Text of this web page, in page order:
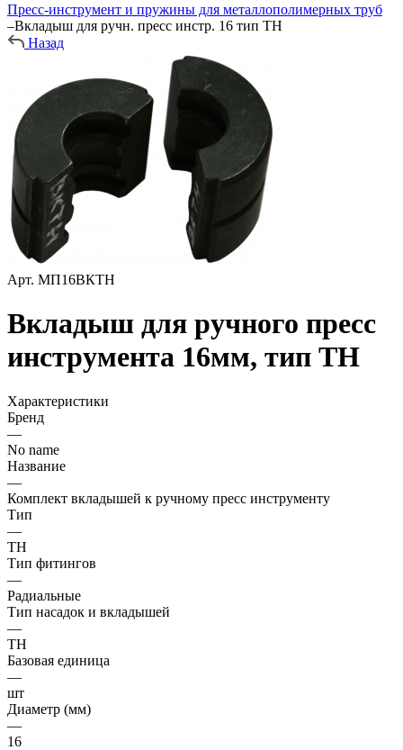
Пресс-инструмент и пружины для металлополимерных труб
–Вкладыш для ручн. пресс инстр. 16 тип ТН
Назад
Арт. МП16ВКТН
Вкладыш для ручного пресс
инструмента 16мм, тип ТН
Характеристики
Бренд
—
No name
Название
—
Комплект вкладышей к ручному пресс инструменту
Тип
—
ТН
Тип фитингов
—
Радиальные
Тип насадок и вкладышей
—
ТН
Базовая единица
—
шт
Диаметр (мм)
—
16